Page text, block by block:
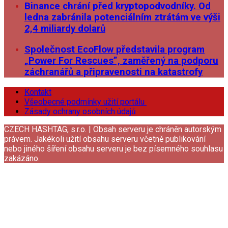
Binance chrání před kryptopodvodníky. Od
ledna zabránila potenciálním ztrátám ve výši
2,4 miliardy dolarů
Společnost EcoFlow představila program
„Power For Rescues”, zaměřený na podporu
záchranářů a připravenosti na katastrofy
Kontakt
Všeobecné podmínky užití portálu
Zásady ochrany osobních údajů
CZECH HASHTAG, s.r.o. | Obsah serveru je chráněn autorským
právem. Jakékoli užití obsahu serveru včetně publikování
nebo jiného šíření obsahu serveru je bez písemného souhlasu
zakázáno.